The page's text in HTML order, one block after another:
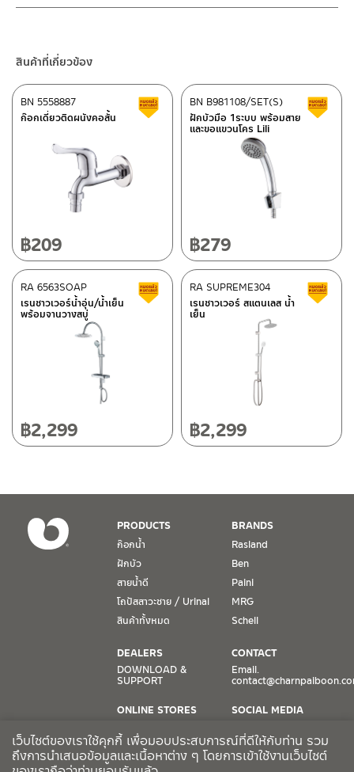
เรนชาวเวอร์ หรือ ฝักบัวอาบน้ำแบบท่อยาว ใช้กับเครื่องทำน้ำอุ่นหรือน้ำ
สนิม ส่งเสริม ความรู้สึกที่สวยงามและหรูหรา ของฝักบัวอาบน้ำ สายน้ำ
ปุ่มยางกำจัดตะกรันที่อุดตันออกได้ง่าย เพียงใช้นิ้วถู ในขณะเปิดน้ำ และ
ฝักบัวมือ 1 ระบบ ช่วยเพิ่มประสบการณ์การอาบน้ำเหมือนอาบน้ำสาย
ฝน และ ยังสามารถใช้ฝักบัวมือ ในการชำระล้างในจุดที่ต้องการ เพื่อ
เป็นการยืนยันความคงทนของวาล์วเปลี่ยนทิศทางน้ำ จึงกล้ารับประกัน
10 ปี เต็ม
ผลิตจากสแตนเลส
ตัวเปลี่ยนทิศทางน้ำ
ผลิตจากทองเหลือง
ผลิตจากพลาสติก ABS
จะไม่อยู่ในเงื่อนไขการรับประกัน
3. ห้ามใช้สารเคมีที่มีฤทธิ์เป็นกรด ในการทำความสะอาด เนื่องจากผิว
บนตัวสินค้า ซึ่งจะสร้างความเสียหายให้เกิดขึ้นกับผิวของสินค้าได้
– Email: contact@charnpaiboon.com
ศูนย์บริการและอะไหล่ กรุงเทพฯ
662/61-62 ถนน พระราม3 แขวงบางโพงพาง เขตยานนาวา กรุงเทพฯ
โทร: 02-358-0080 / 080-075-8668 / 091-545-0556
ศูนย์บริการและอะไหล่ เชียงใหม่
118/33 โครงการอรสิริน ม.8 ต.สันปูเลย อ.ดอยสะเก็ด เชียงใหม่
โทร: 080-075-2626
วันจันทร์ – วันศุกร์ เวลา 8:30-17:30 น.
วันเสาร์ เวลา 8:30-15:00 น.
1. การรับประกัน จะต้องมีหลักฐานการซื้อ หรือ ใบเสร็จ โดยทางบริษัทฯ
ขอตรวจสอบโดยนับวันซื้อขายเป็นสำคัญ ทางบริษัทฯ ไม่สามารถให้
เงื่อนไขการรับประกันสินค้าได้ หากไม่มีเอกสารดังกล่าว
2. การรับประกันสินค้า จะรับประกันฉพาะสินค้าที่อยู่ในสภาพการใช้งาน
ปกติ หากมีตำหนิ ชำรุด ร้าว ตกพื้น หรือสภาพภายนอกอยู่ในสภาพที่ใช้
3. การรับประกันสินค้า จะรับประกันเฉพาะชิ้นส่วนที่แจ้ง เช่น ก๊อกน้ำ จะ
รับประกันเฉพาะวาล์วก๊อกน้ำไม่รั่วซึม ดังนั้นการรับประกันจะเป็นการ
เปลี่ยนเฉพาะชิ้นส่วนที่รับประกันนั้นๆ
4. ในกรณีที่ทางบริษัทฯ ต้องชดเชยสินค้าชิ้นใหม่ให้ลูกค้า ทางบริษัทฯ จะ
ไม่ได้จัดหาช่างในการติดตั้งใหม่ หรือจัดหาช่างในการรื้อถอนสินค้าที่เสีย
– Shopee
–Lazada
–ซื้อสินค้าชิ้นนี้บน Shopee>> คลิกที่นี่<<
คลิกที่นี่<<
ติดต่อพนักงานขาย / Contact Sales Staff
โทร: 02-285-5795
@charnpaiboon.sales
ติดต่อ ชาญไพบูลย์ / Contact Us
สินค้าที่เกี่ยวข้อง
ก๊อกเดี่ยวติดผนังคอสั้น
BN 5558887 สินค้าลดราคา เคลียร์สต็อก
฿209
ฝักบัวมือ 1ระบบ พร้อมสาย
และขอแขวนโคร Lili
BN B981108/SET(S)
฿279
เรนชาวเวอร์น้ำอุ่น/น้ำเย็น
พร้อมจานวางสบู่
RA 6563SOAP สินค้าลดราคา เคลียร์สต็อก
฿2,299
เรนชาวเวอร์ สแตนเลส น้ำ
เย็น
RA SUPREME304
฿2,299
PRODUCTS
ก๊อกน้ำ
ฝักบัว
สายน้ำดี
โถปัสสาวะชาย / Urinal
สินค้าทั้งหมด
BRANDS
Rasland
Ben
Paini
MRG
Schell
DEALERS
DOWNLOAD &
SUPPORT
ONLINE STORES
Shopee
CONTACT
Email.
SOCIAL MEDIA
Facebook
เว็บไซต์ของเราใช้คุกกี้ เพื่อมอบประสบการณ์ที่ดีให้กับท่าน รวม
ถึงการนำเสนอข้อมูลและเนื้อหาต่าง ๆ โดยการเข้าใช้งานเว็บไซต์